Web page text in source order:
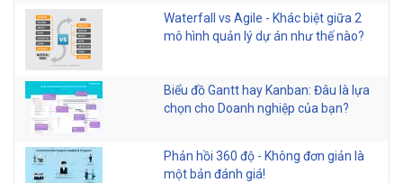
Waterfall vs Agile - Khác biệt giữa 2
mô hình quản lý dự án như thế nào?
Biểu đồ Gantt hay Kanban: Đâu là lựa
chọn cho Doanh nghiệp của bạn?
Phản hồi 360 độ - Không đơn giản là
một bản đánh giá!